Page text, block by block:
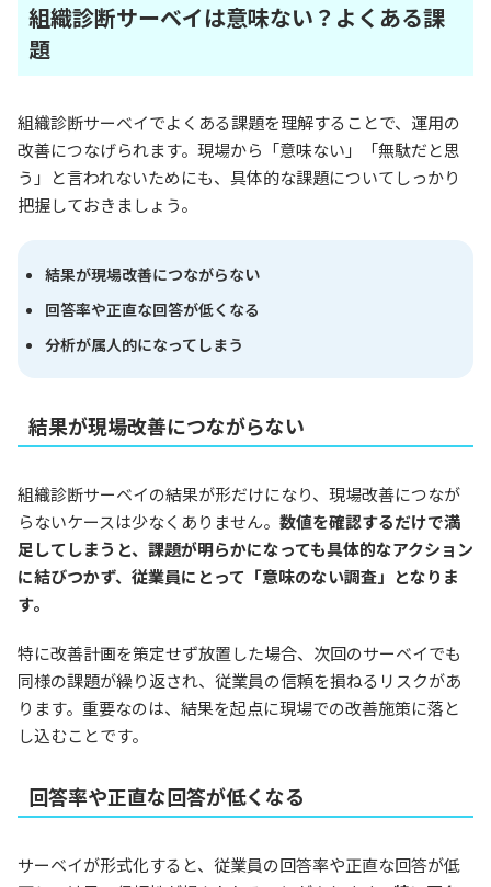
組織診断サーベイは意味ない？よくある課
題
組織診断サーベイでよくある課題を理解することで、運用の
改善につなげられます。現場から「意味ない」「無駄だと思
う」と言われないためにも、具体的な課題についてしっかり
把握しておきましょう。
結果が現場改善につながらない
回答率や正直な回答が低くなる
分析が属人的になってしまう
結果が現場改善につながらない
組織診断サーベイの結果が形だけになり、現場改善につなが
らないケースは少なくありません。 数値を確認するだけで満
足してしまうと、課題が明らかになっても具体的なアクション
に結びつかず、従業員にとって「意味のない調査」となりま
す。
特に改善計画を策定せず放置した場合、次回のサーベイでも
同様の課題が繰り返され、従業員の信頼を損ねるリスクがあ
ります。重要なのは、結果を起点に現場での改善施策に落と
し込むことです。
回答率や正直な回答が低くなる
サーベイが形式化すると、従業員の回答率や正直な回答が低